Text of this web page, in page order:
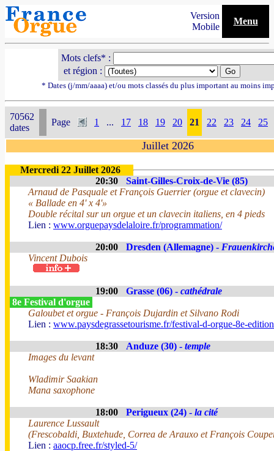
Version
Mobile
Menu
Mots clefs* :
et région :
* Dates (j/mm/aaaa) et/ou mots classés du plus important au moins
70562
dates
Page 1 ... 17 18 19 20 21 22 23 24 25
Juillet 2026
Mercredi 22 Juillet 2026
20:30
Saint-Gilles-Croix-de-Vie (85)
Arnaud de Pasquale et François Guerrier (orgue et clavecin)
« Ballade en 4' x 4'»
Double récital sur un orgue et un clavecin italiens, en 4 pieds
Lien : www.orguepaysdelaloire.fr/programmation/
20:00 Dresden (Allemagne) -
Vincent Dubois
19:00 Grasse (06) - cathédrale
8e Festival d'orgue
Galoubet et orgue - François Dujardin et Silvano Rodi
Lien : www.paysdegrassetourisme.fr/festival-d-orgue-8e-
18:30 Anduze (30) - temple
Images du levant
Wladimir Saakian
Mana saxophone
18:00 Perigueux (24) - la cité
Laurence Lussault
(Frescobaldi, Buxtehude, Correa de Arauxo et François
Lien : aaocp.free.fr/styled-5/